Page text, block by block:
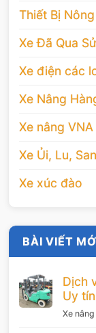
Thiết Bị
Xe Đã Qua
Xe điện các
Xe Nâng
Xe nâng VNA
Xe Ủi, Lu,
Xe xúc đào
BÀI VIẾT
Dịch
Uy
Xe